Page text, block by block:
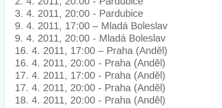
3. 4. 2011, 20:00 - Pardubice
9. 4. 2011, 17:00 – Mladá Boleslav
9. 4. 2011, 20:00 - Mladá Boleslav
16. 4. 2011, 17:00 – Praha (Anděl)
16. 4. 2011, 20:00 - Praha (Anděl)
17. 4. 2011, 17:00 - Praha (Anděl)
17. 4. 2011, 20:00 - Praha (Anděl)
18. 4. 2011, 20:00 - Praha (Anděl)